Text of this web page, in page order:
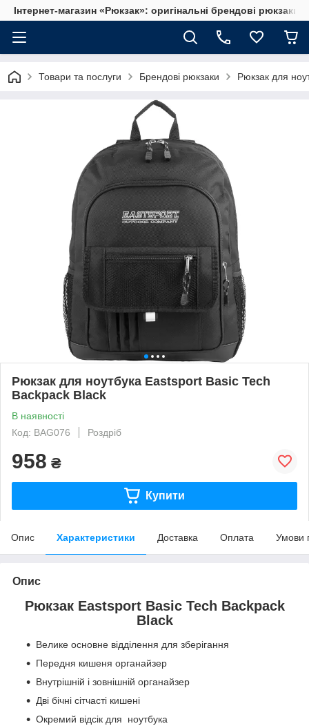
Інтернет-магазин «Рюкзак»: оригінальні брендові рюкзаки
Товари та послуги Брендові рюкзаки Рюкзак для
Рюкзак для ноутбука Eastsport Basic Tech
Backpack Black
В наявності
Код: BAG076
Роздріб
958 ₴
Купити
Опис Характеристики Доставка Оплата Умови
Опис
Рюкзак Eastsport Basic Tech Backpack
Black
Велике основне відділення для зберігання
Передня кишеня органайзер
Внутрішній і зовнішній органайзер
Дві бічні сітчасті кишені
Окремий відсік для ноутбука